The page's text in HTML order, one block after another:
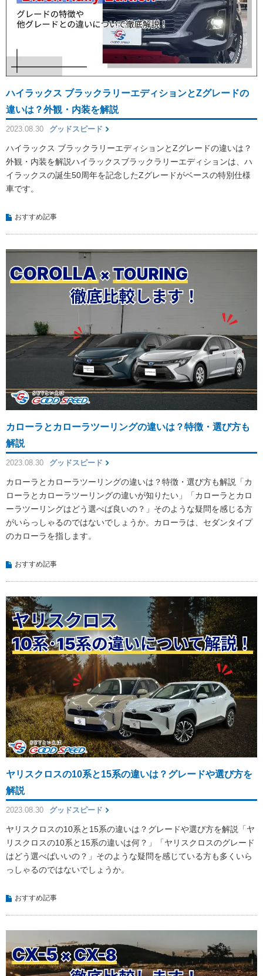
ハイラックス ブラックラリーエディションとZグレードの
違いは？外観・内装を解説
2023.08.30 グッドスピード
ハイラックス ブラックラリーエディションとZグレードの違いは？
外観・内装を解説ハイラックスブラックラリーエディションは、ハ
イラックスの誕生50周年を記念したZグレードがベースの特別仕様
車です。
おすすめ記事
カローラとカローラツーリングの違いは？特徴・選び方も
解説
2023.08.30 グッドスピード
カローラとカローラツーリングの違いは？特徴・選び方も解説「カ
ローラとカローラツーリングの違いが知りたい」「カローラとカロ
ーラツーリングはどう選べば良いの？」そのような疑問を感じる方
がいらっしゃるのではないでしょうか。カローラは、セダンタイプ
のカローラを指します。
おすすめ記事
ヤリスクロスの10系と15系の違いは？グレードや選び方を
解説
2023.08.30 グッドスピード
ヤリスクロスの10系と15系の違いは？グレードや選び方を解説「ヤ
リスクロスの10系と15系の違いは何？」「ヤリスクロスのグレード
はどう選べばいいの？」そのような疑問を感じている方も多くいら
っしゃるのではないでしょうか。
おすすめ記事